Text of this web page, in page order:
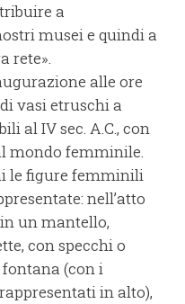
a
musei e quindi a
rete».
alle ore
vasi etruschi a
al IV sec. A.C., con
mondo femminile.
le figure femminili
nell’atto
un mantello,
con specchi o
fontana (con i
in alto),